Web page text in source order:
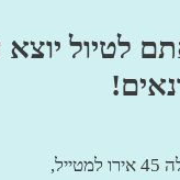
לטיול יוצא